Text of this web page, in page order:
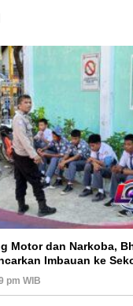
Motor dan Narkoba,
Imbauan ke
pm WIB